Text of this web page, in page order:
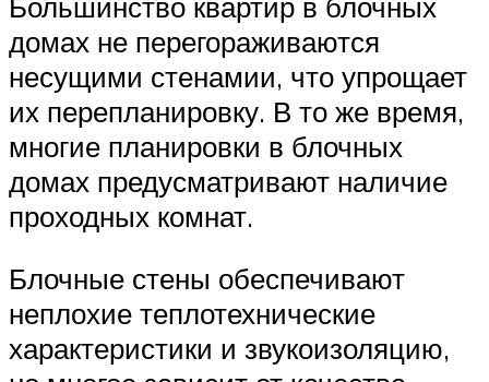
домах не перегораживаются
несущими стенамии, что упрощает
их перепланировку. В то же время,
многие планировки в блочных
домах предусматривают наличие
проходных комнат.
Блочные стены обеспечивают
неплохие теплотехнические
характеристики и звукоизоляцию,